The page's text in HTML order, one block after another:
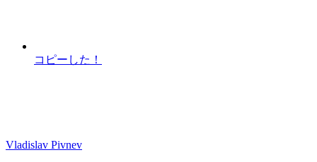
コピーした！
Vladislav Pivnev